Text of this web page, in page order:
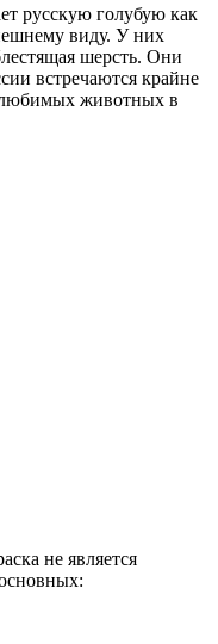
русскую голубую как
виду. У них
шерсть. Они
встречаются крайне
животных в
не является